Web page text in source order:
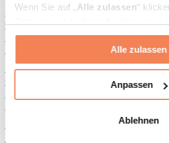
Wenn Sie auf „Alle zulassen“
(insbesondere zu Analyse- und
Ablehnen“ klicken,
„notwendige“ Cookies gesetzt,
Webseite erforderlich sind. Sie
Alle zulassen
Anpassen
Ablehnen
Nussbutter
100 % Nussbutter
Süße Nussbutter
Superfoods
Grüne Superfoods